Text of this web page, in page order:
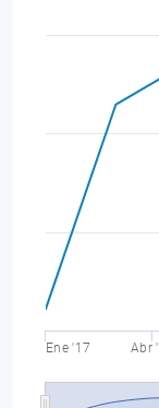
Ene '17 Abr